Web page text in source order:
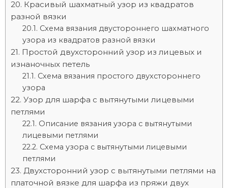
Красивый шахматный узор из квадратов
разной вязки
Схема вязания двустороннего шахматного
узора из квадратов разной вязки
Простой двухсторонний узор из лицевых и
изнаночных петель
Схема вязания простого двухстороннего
узора
Узор для шарфа с вытянутыми лицевыми
петлями
Описание вязания узора с вытянутыми
лицевыми петлями
Схема узора с вытянутыми лицевыми
петлями
Двухсторонний узор с вытянутыми петлями на
платочной вязке для шарфа из пряжи двух